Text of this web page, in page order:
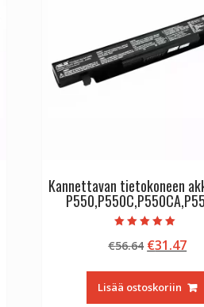
Kannettavan tietokoneen
tuotteesta:
5.00
€56.64
oli:
€56.64.
€31.47
Lisää ostoskoriin